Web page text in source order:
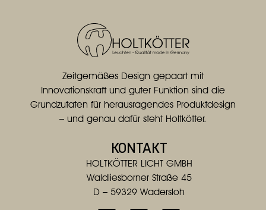
Zeitgemäßes Design gepaart mit
Innovationskraft und guter Funktion sind die
Grundzutaten für herausragendes Produktdesign
– und genau dafür steht Holtkötter.
KONTAKT
HOLTKÖTTER LICHT GMBH
Waldliesborner Straße 45
D – 59329 Wadersloh